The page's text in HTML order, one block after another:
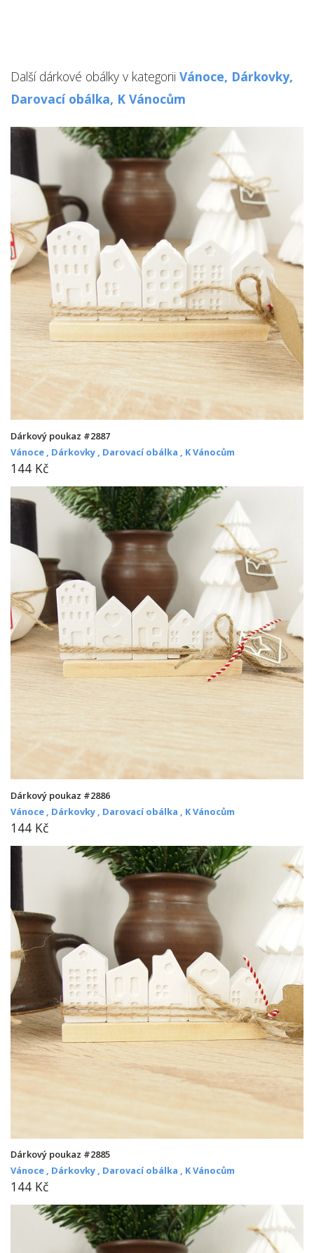
Další dárkové obálky v kategorii Vánoce, Dárkovky,
Darovací obálka, K Vánocům
Dárkový poukaz #2887
Vánoce , Dárkovky , Darovací obálka , K Vánocům
144 Kč
Dárkový poukaz #2886
Vánoce , Dárkovky , Darovací obálka , K Vánocům
144 Kč
Dárkový poukaz #2885
Vánoce , Dárkovky , Darovací obálka , K Vánocům
144 Kč